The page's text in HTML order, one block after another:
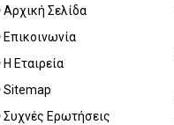
Αρχική Σελίδα
Επικοινωνία
Η Εταιρεία
Sitemap
Συχνές Ερωτήσεις